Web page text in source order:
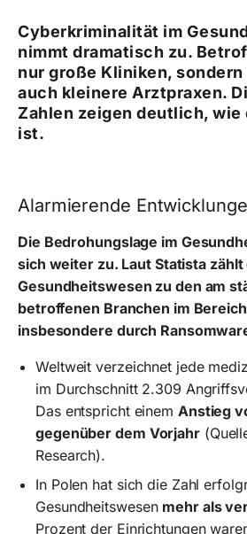
Cyberkriminalität im
nimmt dramatisch zu.
nur große Kliniken, sondern
auch kleinere Arztpraxen.
Zahlen zeigen deutlich, wie
ist.
Alarmierende
Die Bedrohungslage im
sich weiter zu. Laut Statista zählt
Gesundheitswesen zu den am
betroffenen Branchen im
insbesondere durch
Weltweit verzeichnet jede
im Durchschnitt 2.309
Das entspricht einem Anstieg
gegenüber dem Vorjahr
Research).
In Polen hat sich die Zahl
Gesundheitswesen mehr als
Prozent der Einrichtungen